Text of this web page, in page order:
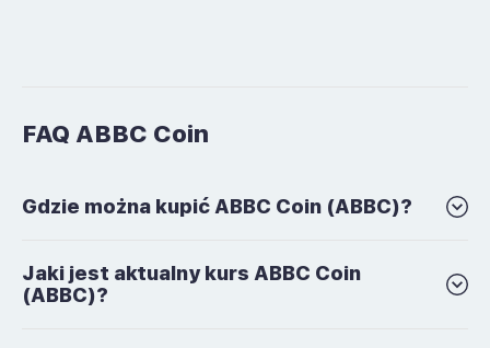
FAQ ABBC Coin
Gdzie można kupić ABBC Coin (ABBC)?
Jaki jest aktualny kurs ABBC Coin
(ABBC)?